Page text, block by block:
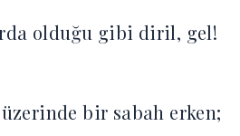
olduğu gibi diril, gel!‎
üzerinde bir sabah erken;‎